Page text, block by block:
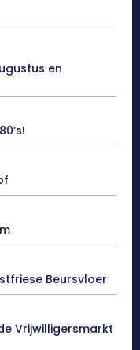
en
Beursvloer
Vrijwilligersmarkt